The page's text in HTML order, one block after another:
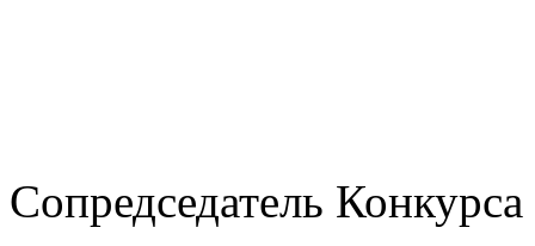
Сопредседатель